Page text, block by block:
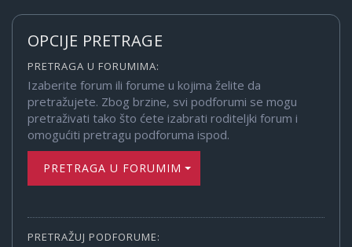
OPCIJE PRETRAGE
PRETRAGA U FORUMIMA:
Izaberite forum ili forume u kojima želite da
pretražujete. Zbog brzine, svi podforumi se mogu
pretraživati tako što ćete izabrati roditeljki forum i
omogućiti pretragu podforuma ispod.
PRETRAGA U FORUMIMA
PRETRAŽUJ PODFORUME: